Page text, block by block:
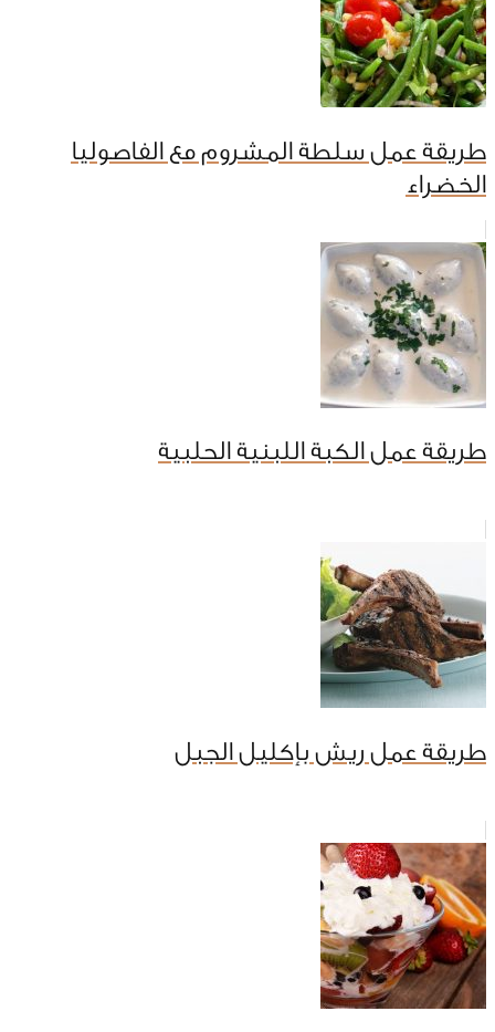
طريقة عمل سلطة المشروم مع الفاصوليا
الخضراء
طريقة عمل الكبة اللبنية الحلبية
طريقة عمل ريش بإكليل الجبل